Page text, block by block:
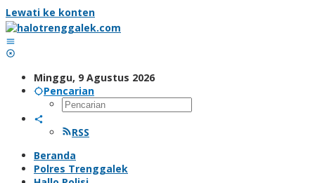
Lewati ke konten
Minggu, 9 Agustus 2026
Pencarian
RSS
Beranda
Polres Trenggalek